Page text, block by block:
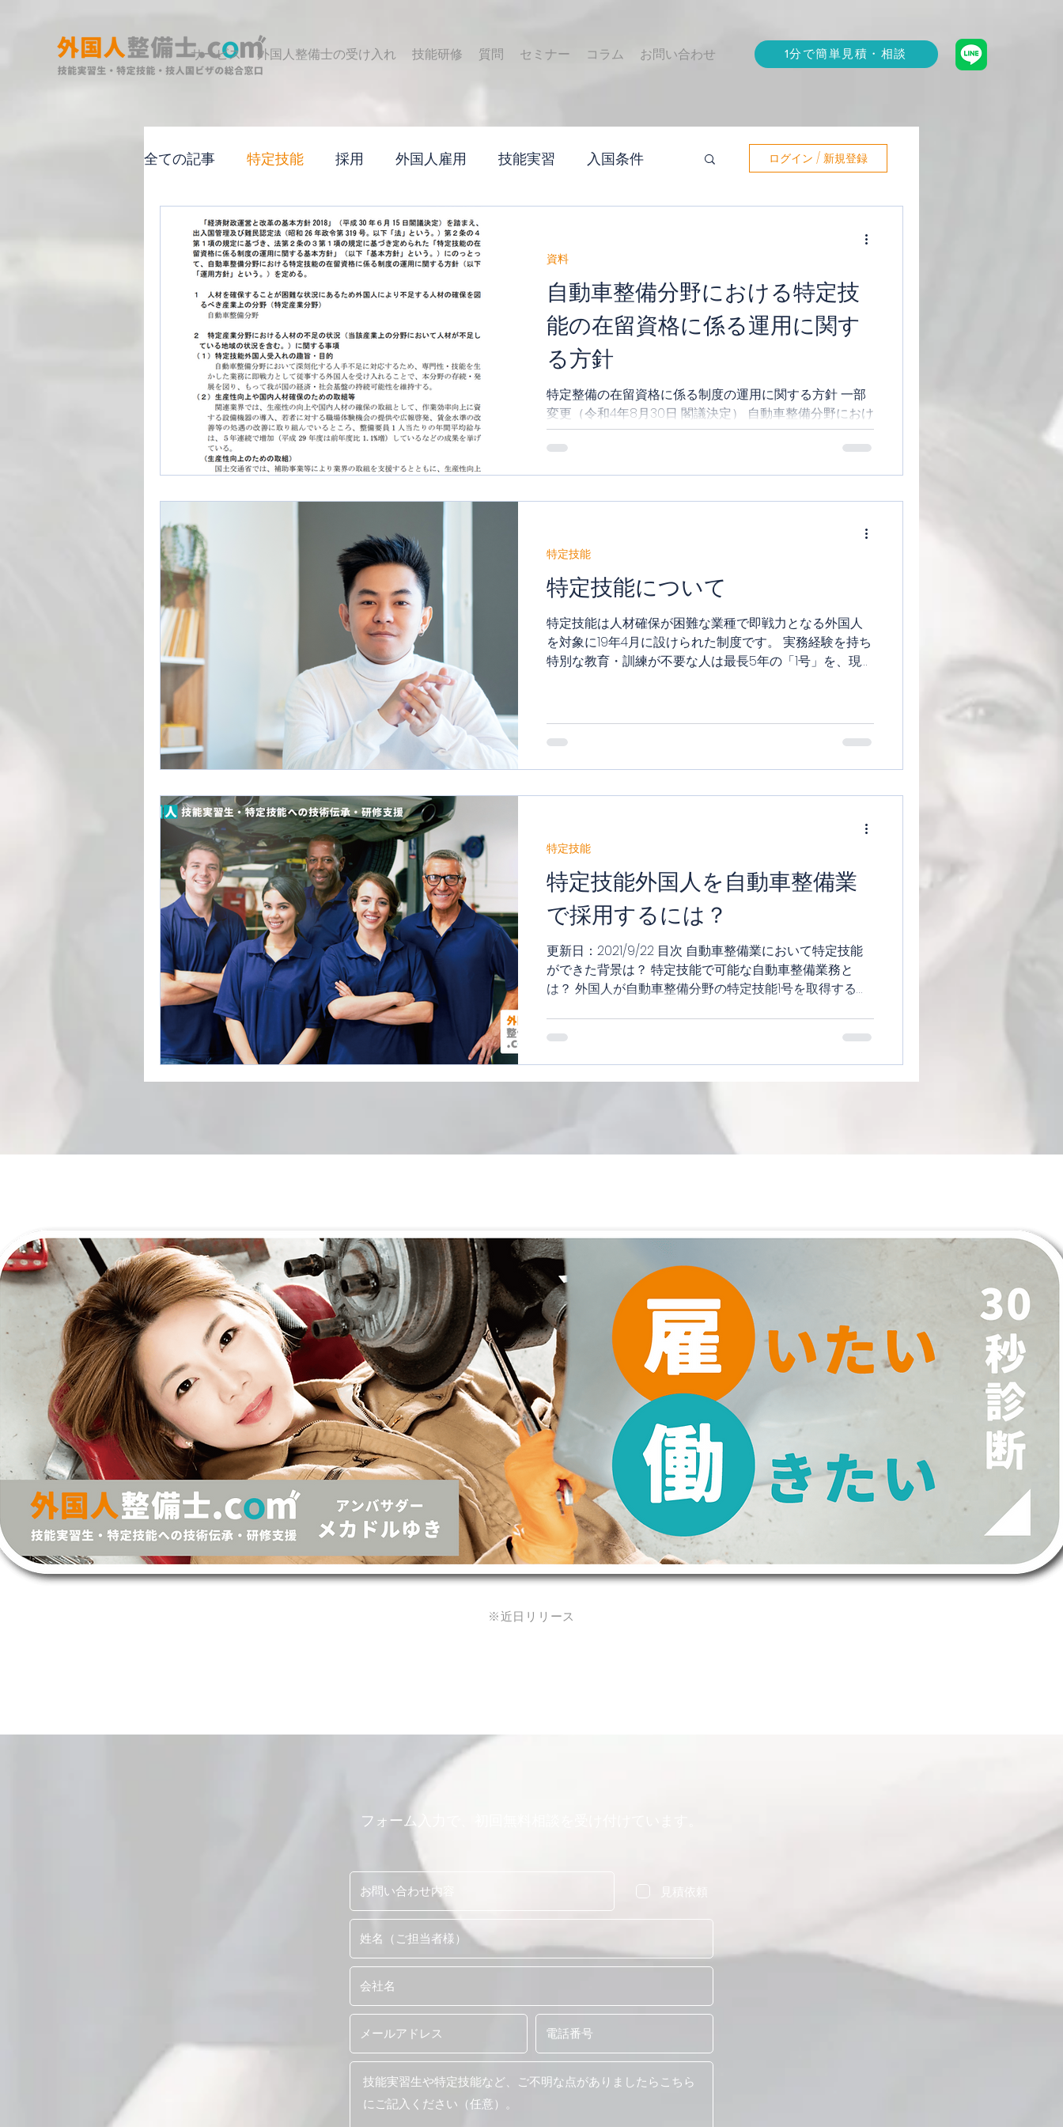
サービス 外国人整備士の受け入れ 技能研修 質問 セミナー コラム お問い合わせ 1分で簡単見積・相談
全ての記事 特定技能 採用 外国人雇用 技能実習 入国条件
セミナー 資料
ログイン / 新規登録
自動車整備分野における特定技
能の在留資格に係る運用に関す
る方針
特定整備の在留資格に係る制度の運用に関する方針 一部
変更（令和4年8月30日 閣議決定） 自動車整備分野におけ
る特定技能の在留資格に係る運用に関する方針
資料
特定技能について
特定技能は人材確保が困難な業種で即戦力となる外国人
を対象に19年4月に設けられた制度です。 実務経験を持ち
特別な教育・訓練が不要な人は最長5年の「1号」を、現場
特定技能
特定技能外国人を自動車整備業
で採用するには？
更新日：2021/9/22 目次 自動車整備業において特定技能
ができた背景は？ 特定技能で可能な自動車整備業務と
は？ 外国人が自動車整備分野の特定技能1号を取得するた
特定技能
​※近日リリース
フォーム入力で、初回無料相談を受け付けています。
見積依頼